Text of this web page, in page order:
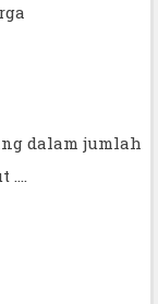
dalam jumlah
....